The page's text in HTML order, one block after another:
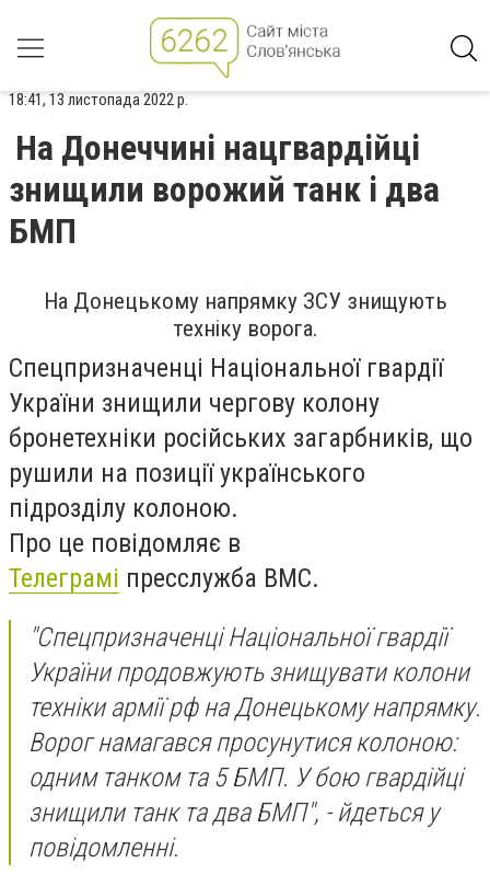
18:41, 13 листопада 2022 р.
На Донеччині нацгвардійці
знищили ворожий танк і два
БМП
На Донецькому напрямку ЗСУ знищують
техніку ворога.
Спецпризначенці Національної гвардії
України знищили чергову колону
бронетехніки російських загарбників, що
рушили на позиції українського
підрозділу колоною.
Про це повідомляє в
Телеграмі пресслужба ВМС.
"Спецпризначенці Національної гвардії
України продовжують знищувати колони
техніки армії рф на Донецькому напрямку.
Ворог намагався просунутися колоною:
одним танком та 5 БМП. У бою гвардійці
знищили танк та два БМП", - йдеться у
повідомленні.